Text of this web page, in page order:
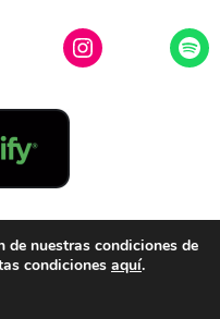
Instagram
Cookies
los derechos reservados.
de nuestras condiciones de
condiciones aquí.